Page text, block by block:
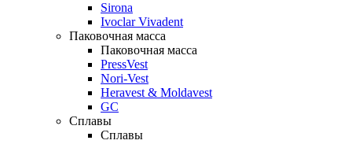
Sirona
Ivoclar Vivadent
Паковочная масса
Паковочная масса
PressVest
Nori-Vest
Heravest & Moldavest
GC
Сплавы
Сплавы